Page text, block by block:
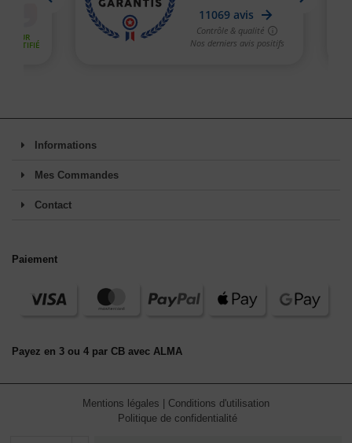
Informations
Mes Commandes
Contact
Paiement
Payez en 3 ou 4 par CB avec ALMA
Mentions légales
Conditions d'utilisation
Politique de confidentialité